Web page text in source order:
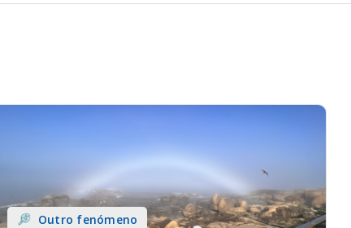
Outro fenómeno